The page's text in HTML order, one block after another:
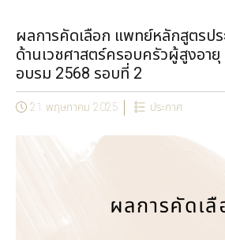
ผลการคัดเลือก แพทย์หลักสูตรป
ด้านเวชศาสตร์ครอบครัวผู้สูงอายุ
อบรม 2568 รอบที่ 2
21 พฤษภาคม 2025 ประกาศ